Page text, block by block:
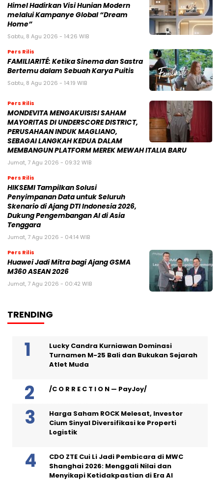
Himel Hadirkan Visi Hunian Modern
melalui Kampanye Global “Dream
Home”
Sabtu, 8 Agu 2026 - 14:26 WIB
Pers Rilis
FAMILIARITÉ: Ketika Sinema dan Sastra
Bertemu dalam Sebuah Karya Puitis
Sabtu, 8 Agu 2026 - 14:19 WIB
Pers Rilis
MONDEVITA MENGAKUISISI SAHAM
MAYORITAS DI UNDERSCORE DISTRICT,
PERUSAHAAN INDUK MAGLIANO,
SEBAGAI LANGKAH KEDUA DALAM
MEMBANGUN PLATFORM MEREK MEWAH ITALIA BARU
Jumat, 7 Agu 2026 - 09:32 WIB
Pers Rilis
HIKSEMI Tampilkan Solusi
Penyimpanan Data untuk Seluruh
Skenario di Ajang DTI Indonesia 2026,
Dukung Pengembangan AI di Asia
Tenggara
Jumat, 7 Agu 2026 - 04:14 WIB
Pers Rilis
Huawei Jadi Mitra bagi Ajang GSMA
M360 ASEAN 2026
Jumat, 7 Agu 2026 - 00:42 WIB
TRENDING
Lucky Candra Kurniawan Dominasi
Turnamen M-25 Bali dan Bukukan Sejarah
Atlet Muda
/C O R R E C T I O N — PayJoy/
Harga Saham ROCK Melesat, Investor
Cium Sinyal Diversifikasi ke Properti
Logistik
CDO ZTE Cui Li Jadi Pembicara di MWC
Shanghai 2026: Menggali Nilai dan
Menyikapi Ketidakpastian di Era AI